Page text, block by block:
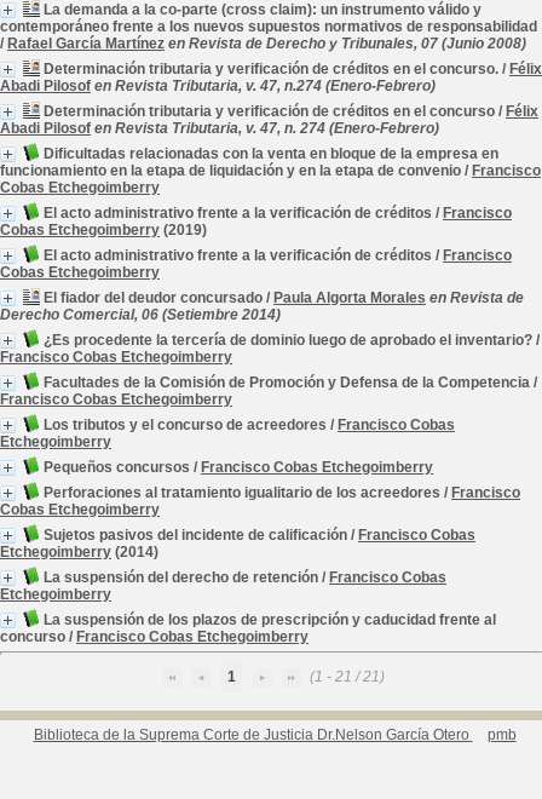
La demanda a la co-parte (cross claim): un instrumento válido y
contemporáneo frente a los nuevos supuestos normativos de responsabilidad
/ Rafael García Martínez en Revista de Derecho y Tribunales, 07 (Junio 2008)
Determinación tributaria y verificación de créditos en el concurso. / Félix
Abadi Pilosof en Revista Tributaria, v. 47, n.274 (Enero-Febrero)
Determinación tributaria y verificación de créditos en el concurso / Félix
Abadi Pilosof en Revista Tributaria, v. 47, n. 274 (Enero-Febrero)
Dificultadas relacionadas con la venta en bloque de la empresa en
funcionamiento en la etapa de liquidación y en la etapa de convenio / Francisco
Cobas Etchegoimberry
El acto administrativo frente a la verificación de créditos / Francisco
Cobas Etchegoimberry (2019)
El acto administrativo frente a la verificación de créditos / Francisco
Cobas Etchegoimberry
El fiador del deudor concursado / Paula Algorta Morales en Revista de
Derecho Comercial, 06 (Setiembre 2014)
¿Es procedente la tercería de dominio luego de aprobado el inventario? /
Francisco Cobas Etchegoimberry
Facultades de la Comisión de Promoción y Defensa de la Competencia /
Francisco Cobas Etchegoimberry
Los tributos y el concurso de acreedores / Francisco Cobas
Etchegoimberry
Pequeños concursos / Francisco Cobas Etchegoimberry
Perforaciones al tratamiento igualitario de los acreedores / Francisco
Cobas Etchegoimberry
Sujetos pasivos del incidente de calificación / Francisco Cobas
Etchegoimberry (2014)
La suspensión del derecho de retención / Francisco Cobas
Etchegoimberry
La suspensión de los plazos de prescripción y caducidad frente al
concurso / Francisco Cobas Etchegoimberry
1 (1 - 21 / 21)
Biblioteca de la Suprema Corte de Justicia Dr.Nelson García Otero pmb